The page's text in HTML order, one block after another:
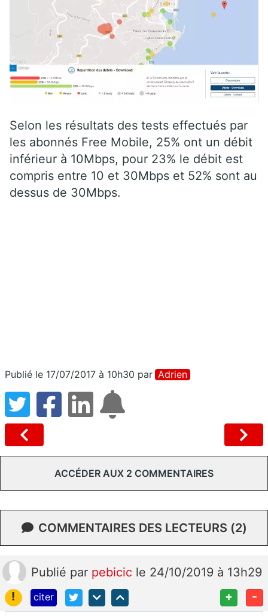
Selon les résultats des tests effectués par
les abonnés Free Mobile, 25% ont un débit
inférieur à 10Mbps, pour 23% le débit est
compris entre 10 et 30Mbps et 52% sont au
dessus de 30Mbps.
Publié le 17/07/2017 à 10h30 par Adrien
ACCÉDER AUX 2 COMMENTAIRES
COMMENTAIRES DES LECTEURS (2)
Publié par pebicic le 24/10/2019 à 13h29
!
citer +
-